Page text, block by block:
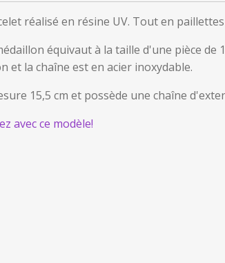
réalisé en résine UV. Tout en
équivaut à la taille d'une pièce de
et la chaîne est en acier inoxydable.
15,5 cm et possède une chaîne
avec ce modèle!